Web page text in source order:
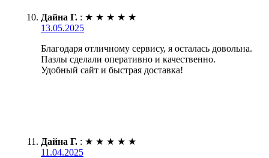
Дайна Г. : ★ ★ ★ ★ ★
13.05.2025
Благодаря отличному сервису, я осталась довольна.
Пазлы сделали оперативно и качественно.
Удобный сайт и быстрая доставка!
Дайна Г. : ★ ★ ★ ★ ★
11.04.2025